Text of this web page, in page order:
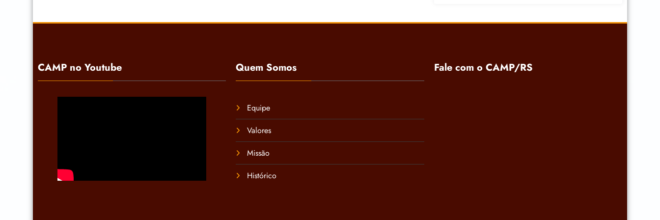
CAMP no Youtube Quem Somos
Equipe
Valores
Missão
Histórico
Fale com o CAMP/RS